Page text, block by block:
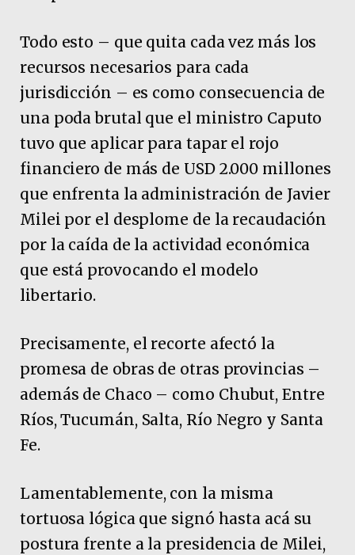
Todo esto – que quita cada vez más los
recursos necesarios para cada
jurisdicción – es como consecuencia de
una poda brutal que el ministro Caputo
tuvo que aplicar para tapar el rojo
financiero de más de USD 2.000 millones
que enfrenta la administración de Javier
Milei por el desplome de la recaudación
por la caída de la actividad económica
que está provocando el modelo
libertario.
Precisamente, el recorte afectó la
promesa de obras de otras provincias –
además de Chaco – como Chubut, Entre
Ríos, Tucumán, Salta, Río Negro y Santa
Fe.
Lamentablemente, con la misma
tortuosa lógica que signó hasta acá su
postura frente a la presidencia de Milei,